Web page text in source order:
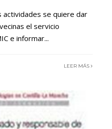
se quiere dar
el servicio
e informar...
LEER MÁS